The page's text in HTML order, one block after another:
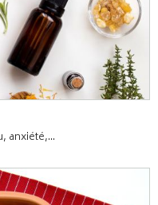
anxiété,...